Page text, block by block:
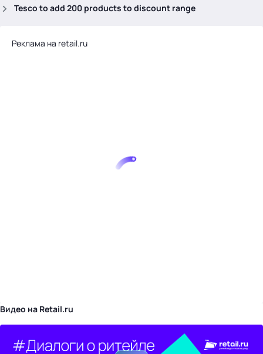
Tesco to add 200 products to discount range
Реклама на retail.ru
Видео на Retail.ru